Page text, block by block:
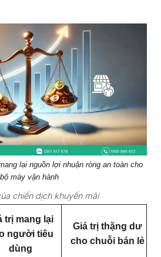
lại nguồn lợi nhuận ròng an toàn cho
bộ máy vận hành
chiến dịch khuyến mãi
trị mang lại
người tiêu
dùng
Giá trị thặng dư
cho chuỗi bán lẻ